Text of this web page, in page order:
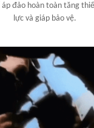
đảo hoàn toàn tăng
lực và giáp bảo vệ.